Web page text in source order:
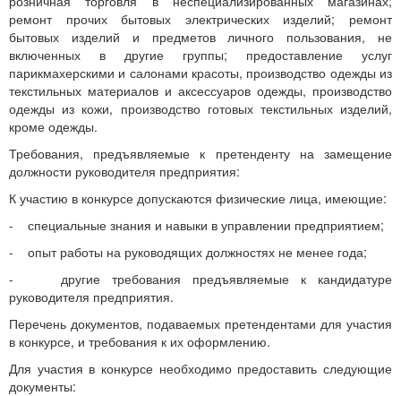
ремонт прочих бытовых электрических изделий; ремонт
бытовых изделий и предметов личного пользования, не
включенных в другие группы; предоставление услуг
парикмахерскими и салонами красоты, производство одежды из
текстильных материалов и аксессуаров одежды, производство
одежды из кожи, производство готовых текстильных изделий,
кроме одежды.
Требования, предъявляемые к претенденту на замещение
должности руководителя предприятия:
К участию в конкурсе допускаются физические лица, имеющие:
- специальные знания и навыки в управлении предприятием;
- опыт работы на руководящих должностях не менее года;
- другие требования предъявляемые к кандидатуре
руководителя предприятия.
Перечень документов, подаваемых претендентами для участия
в конкурсе, и требования к их оформлению.
Для участия в конкурсе необходимо предоставить следующие
документы: